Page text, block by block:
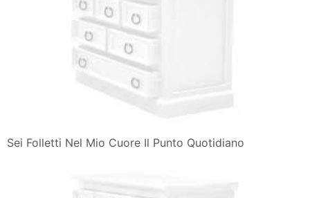
Sei Folletti Nel Mio Cuore Il Punto Quotidiano